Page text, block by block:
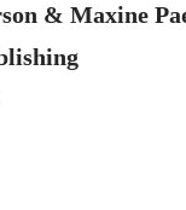
& Maxine